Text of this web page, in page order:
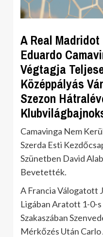
A Real
Eduardo
Végtagja
Középpályás
Szezon
Camavinga Nem
Szerda Esti
Szünetben David
Bevetették.
A Francia Válogatott
Ligában Aratott 1-0-
Szakaszában
Mérkőzés Után